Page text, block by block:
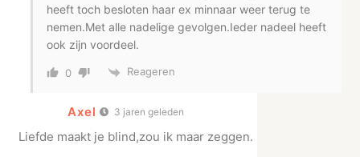
heeft toch besloten haar ex minnaar weer terug te
nemen.Met alle nadelige gevolgen.Ieder nadeel heeft
ook zijn voordeel.
0 Reageren
Axel 3 jaren geleden
Liefde maakt je blind,zou ik maar zeggen.